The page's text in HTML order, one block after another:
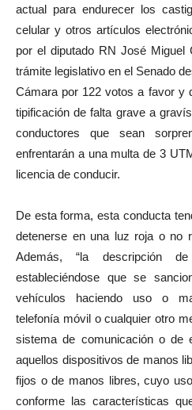
actual para endurecer los
celular y otros artículos
por el diputado RN José Miguel
trámite legislativo en el Senado
Cámara por 122 votos a favor y
tipificación de falta grave a
conductores que sean
enfrentarán a una multa de 3
licencia de conducir.
De esta forma, esta conducta
detenerse en una luz roja o no
Además, “la descripción
estableciéndose que se
vehículos haciendo uso o
telefonía móvil o cualquier otro
sistema de comunicación o de
aquellos dispositivos de manos
fijos o de manos libres, cuyo
conforme las características